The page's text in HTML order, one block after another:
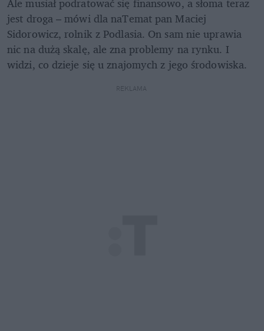
jest droga – mówi dla naTemat pan Maciej
Sidorowicz, rolnik z Podlasia. On sam nie uprawia
nic na dużą skalę, ale zna problemy na rynku. I
widzi, co dzieje się u znajomych z jego środowiska.
REKLAMA